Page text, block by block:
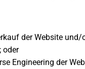
der Website
oder
Engineering der